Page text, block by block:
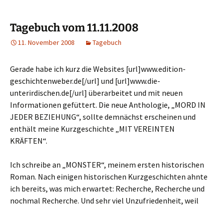
Tagebuch vom 11.11.2008
11. November 2008 Tagebuch
Gerade habe ich kurz die Websites [url]www.edition-
geschichtenweber.de[/url] und [url]www.die-
unterirdischen.de[/url] überarbeitet und mit neuen
Informationen gefüttert. Die neue Anthologie, „MORD IN
JEDER BEZIEHUNG“, sollte demnächst erscheinen und
enthält meine Kurzgeschichte „MIT VEREINTEN
KRÄFTEN“.
Ich schreibe an „MONSTER“, meinem ersten historischen
Roman. Nach einigen historischen Kurzgeschichten ahnte
ich bereits, was mich erwartet: Recherche, Recherche und
nochmal Recherche. Und sehr viel Unzufriedenheit, weil